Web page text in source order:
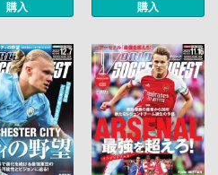
購入 購入